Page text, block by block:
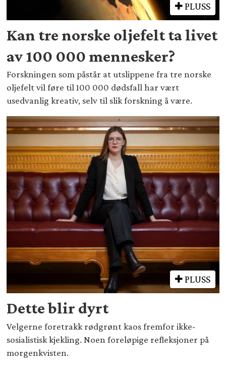
PLUSS
Kan tre norske oljefelt ta livet
av 100 000 mennesker?
Forskningen som påstår at utslippene fra tre norske
oljefelt vil føre til 100 000 dødsfall har vært
usedvanlig kreativ, selv til slik forskning å være.
PLUSS
Dette blir dyrt
Velgerne foretrakk rødgrønt kaos fremfor ikke-
sosialistisk kjekling. Noen foreløpige refleksjoner på
morgenkvisten.